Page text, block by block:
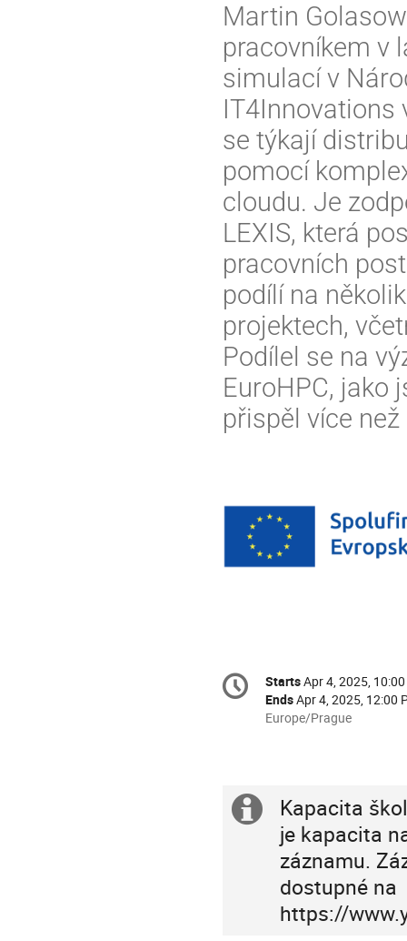
Martin
pracovníkem v
simulací v
IT4Innovations
se týkají
pomocí
cloudu. Je
LEXIS, která
pracovních
podílí na
projektech,
Podílel se na
EuroHPC, jako
přispěl více
Conference
information
Date/Time
StartsApr 4, 2025,
EndsApr 4, 2025, 12:00
All
Europe/Prague
Extra
information
Kapacita
je kapacita
záznamu.
dostupné na
https://